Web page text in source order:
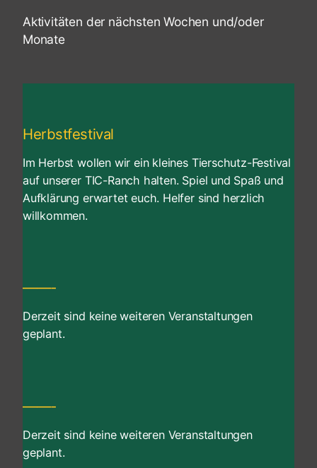
Aktivitäten der nächsten Wochen und/oder
Monate
Herbstfestival
Im Herbst wollen wir ein kleines Tierschutz-Festival
auf unserer TIC-Ranch halten. Spiel und Spaß und
Aufklärung erwartet euch. Helfer sind herzlich
willkommen.
——-
Derzeit sind keine weiteren Veranstaltungen
geplant.
——-
Derzeit sind keine weiteren Veranstaltungen
geplant.